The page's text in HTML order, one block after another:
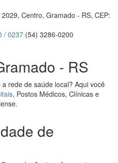
Centro, Gramado - RS, CEP:
/ 0237 (54) 3286-0200
- RS
rede de saúde local? Aqui você
, Postos Médicos, Clínicas e
de